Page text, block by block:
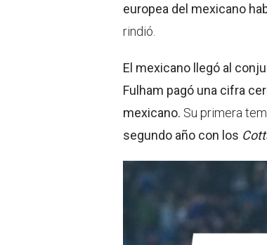
europea del mexicano
rindió.
El mexicano llegó al
Fulham pagó una cifra
mexicano. Su primera
segundo año con los